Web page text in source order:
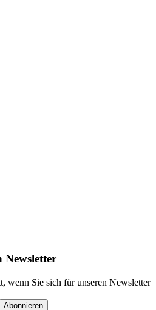
Newsletter
wenn Sie sich für unseren Newsletter
Abonnieren